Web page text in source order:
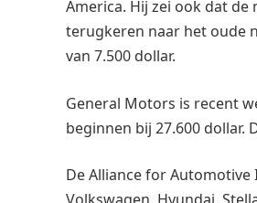
America. Hij zei ook dat de
terugkeren naar het oude
van 7.500 dollar.
General Motors is recent
beginnen bij 27.600 dollar.
De Alliance for